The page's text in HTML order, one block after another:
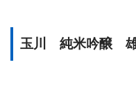
玉川 純米吟醸